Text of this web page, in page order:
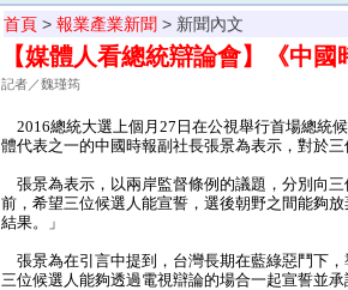
首頁 > 報業產業新聞 > 新聞內文
【媒體人看總統辯論會】《中
記者／魏瑾筠
2016總統大選上個月27日在公視舉行首場總統
體代表之一的中國時報副社長張景為表示，對於
張景為表示，以兩岸監督條例的議題，分別向
前，希望三位候選人能宣誓，選後朝野之間能夠
結果。」
張景為在引言中提到，台灣長期在藍綠惡鬥下
三位候選人能夠透過電視辯論的場合一起宣誓並